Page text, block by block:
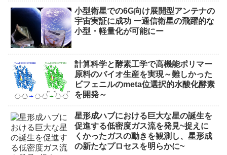
小型衛星での6G向け展開型アンテナの
宇宙実証に成功 ー通信衛星の飛躍的な
小型・軽量化が可能にー
計算科学と酵素工学で高機能ポリマー
原料のバイオ生産を実現～難しかった
ビフェニルのmeta位選択的水酸化酵素
を開発～
星形成ハブにおける巨大な星の誕生を
促進する低密度ガス流を発見~捉えに
くかったガスの動きを観測し、星形成
の新たなプロセスを明らかに~